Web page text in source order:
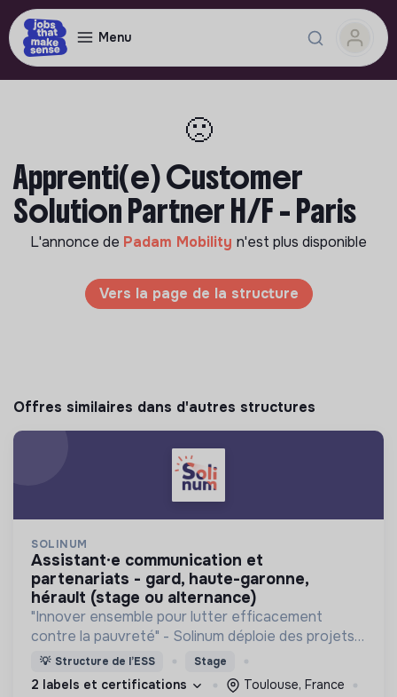
Menu
🙁
Apprenti(e) Customer
Solution Partner H/F - Paris
L'annonce de Padam Mobility n'est plus disponible
Vers la page de la structure
Offres similaires dans d'autres structures
SOLINUM
assistant·e communication et
partenariats - gard, haute-garonne,
hérault (stage ou alternance)
"Innover ensemble pour lutter efficacement
contre la pauvreté" - Solinum déploie des projets
d'innovation sociale qui utilisent le numérique pour
participer à la lutte contre la pauvreté
💡 Structure de l’ESS Stage
2 labels et certifications
Toulouse, France